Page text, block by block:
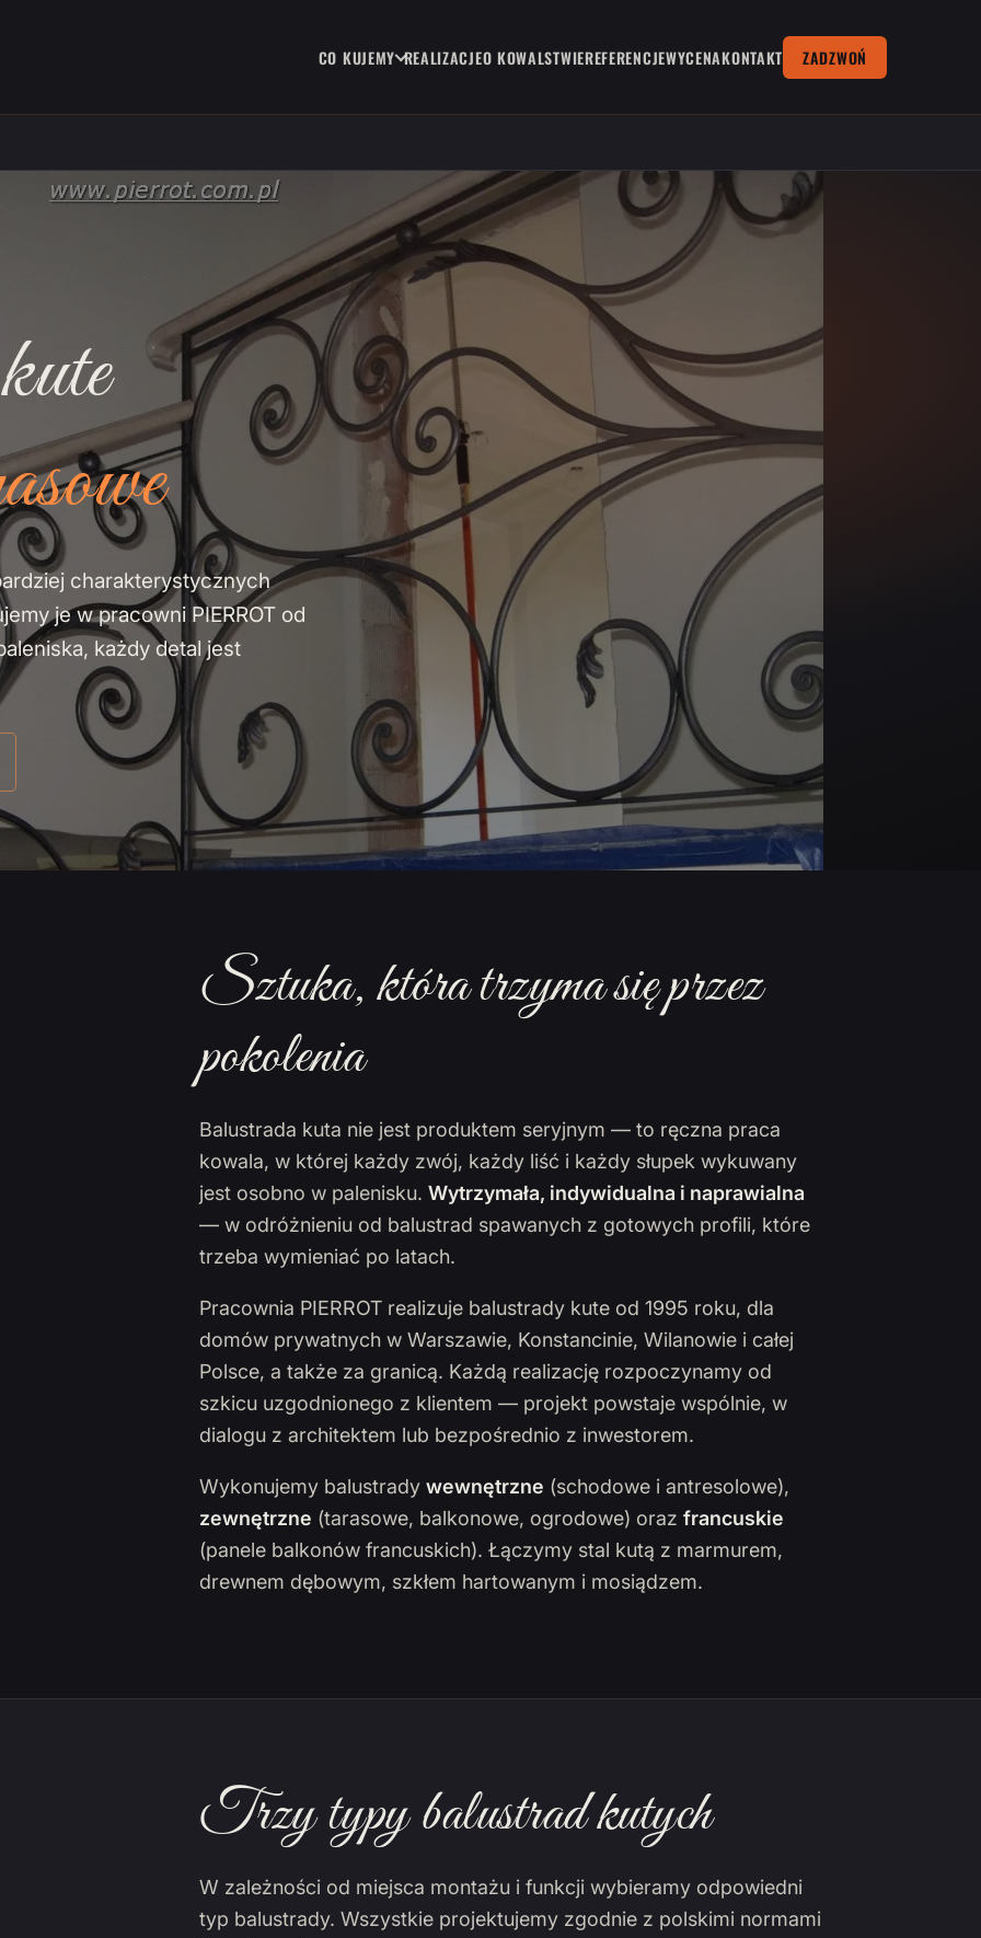
CO KUJEMY REALIZACJEO KOWALSTWIEREFERENCJEWYCENAKONTAKT ZADZWOŃ
charakterystycznych
je w pracowni PIERROT od
każdy detal jest
Sztuka, która trzyma się przez
pokolenia
Balustrada kuta nie jest produktem seryjnym — to ręczna praca
kowala, w której każdy zwój, każdy liść i każdy słupek wykuwany
jest osobno w palenisku. Wytrzymała, indywidualna i naprawialna
— w odróżnieniu od balustrad spawanych z gotowych profili, które
trzeba wymieniać po latach.
Pracownia PIERROT realizuje balustrady kute od 1995 roku, dla
domów prywatnych w Warszawie, Konstancinie, Wilanowie i całej
Polsce, a także za granicą. Każdą realizację rozpoczynamy od
szkicu uzgodnionego z klientem — projekt powstaje wspólnie, w
dialogu z architektem lub bezpośrednio z inwestorem.
Wykonujemy balustrady wewnętrzne (schodowe i antresolowe),
zewnętrzne (tarasowe, balkonowe, ogrodowe) oraz francuskie
(panele balkonów francuskich). Łączymy stal kutą z marmurem,
drewnem dębowym, szkłem hartowanym i mosiądzem.
Trzy typy balustrad kutych
W zależności od miejsca montażu i funkcji wybieramy odpowiedni
typ balustrady. Wszystkie projektujemy zgodnie z polskimi normami